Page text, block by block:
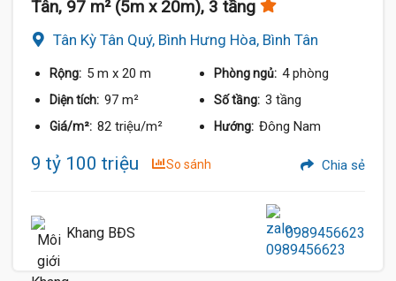
Tân, 97 m² (5m x 20m), 3 tầng
Tân Kỳ Tân Quý, Bình Hưng Hòa, Bình Tân
Rộng: 5 m x 20 m Phòng ngủ: 4 phòng
Diện tích: 97 m² Số tầng: 3 tầng
Giá/m²: 82 triệu/m² Hướng: Đông Nam
9 tỷ 100 triệu So sánh Chia sẻ
Khang BĐS 0989456623